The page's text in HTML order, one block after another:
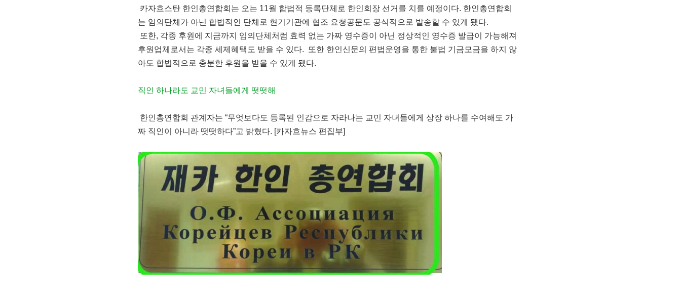
카자흐스탄 한인총연합회는 오는 11월 합법적 등록단체로 한인회장 선거를 치를 예정이다. 한인총연합회
는 임의단체가 아닌 합법적인 단체로 현기기관에 협조 요청공문도 공식적으로 발송할 수 있게 됐다.
또한, 각종 후원에 지금까지 임의단체처럼 효력 없는 가짜 영수증이 아닌 정상적인 영수증 발급이 가능해져
후원업체로서는 각종 세제혜택도 받을 수 있다. 또한 한인신문의 편법운영을 통한 불법 기금모금을 하지 않
아도 합법적으로 충분한 후원을 받을 수 있게 됐다.
직인 하나라도 교민 자녀들에게 떳떳해
한인총연합회 관계자는 “무엇보다도 등록된 인감으로 자라나는 교민 자녀들에게 상장 하나를 수여해도 가
짜 직인이 아니라 떳떳하다”고 밝혔다. [카자흐뉴스 편집부]